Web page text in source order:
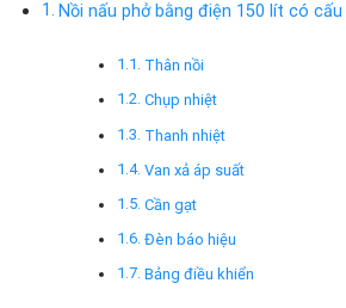
Nồi nấu phở bằng điện 150 lít có
Thân nồi
Chụp nhiệt
Thanh nhiệt
Van xả áp suất
Cần gạt
Đèn báo hiệu
Bảng điều khiển